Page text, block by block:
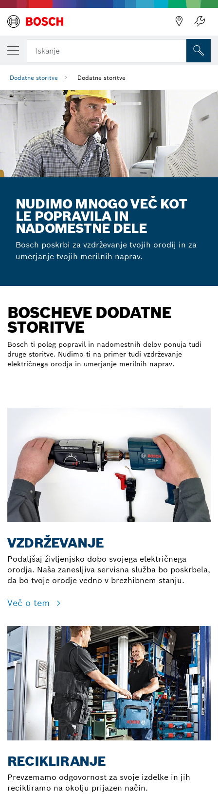
Iskanje
Dodatne storitve Dodatne storitve
NUDIMO MNOGO VEČ KOT
LE POPRAVILA IN
NADOMESTNE DELE
Bosch poskrbi za vzdrževanje tvojih orodij in za
umerjanje tvojih merilnih naprav.
BOSCHEVE DODATNE
STORITVE
Bosch ti poleg popravil in nadomestnih delov ponuja tudi
druge storitve. Nudimo ti na primer tudi vzdrževanje
električnega orodja in umerjanje merilnih naprav.
VZDRŽEVANJE
Podaljšaj življenjsko dobo svojega električnega
orodja. Naša zanesljiva servisna služba bo poskrbela,
da bo tvoje orodje vedno v brezhibnem stanju.
Več o tem
RECIKLIRANJE
Prevzemamo odgovornost za svoje izdelke in jih
recikliramo na okolju prijazen način.